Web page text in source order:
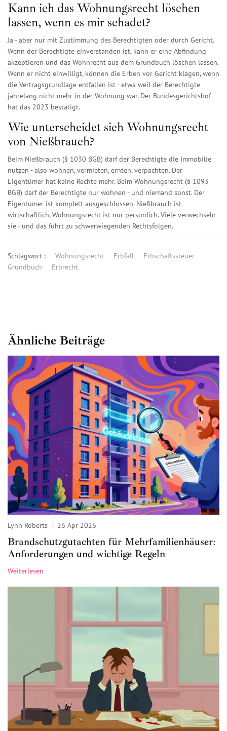
Kann ich das Wohnungsrecht löschen
lassen, wenn es mir schadet?
Ja - aber nur mit Zustimmung des Berechtigten oder durch Gericht.
Wenn der Berechtigte einverstanden ist, kann er eine Abfindung
akzeptieren und das Wohnrecht aus dem Grundbuch löschen lassen.
Wenn er nicht einwilligt, können die Erben vor Gericht klagen, wenn
die Vertragsgrundlage entfallen ist - etwa weil der Berechtigte
jahrelang nicht mehr in der Wohnung war. Der Bundesgerichtshof
hat das 2023 bestätigt.
Wie unterscheidet sich Wohnungsrecht
von Nießbrauch?
Beim Nießbrauch (§ 1030 BGB) darf der Berechtigte die Immobilie
nutzen - also wohnen, vermieten, ernten, verpachten. Der
Eigentümer hat keine Rechte mehr. Beim Wohnungsrecht (§ 1093
BGB) darf der Berechtigte nur wohnen - und niemand sonst. Der
Eigentümer ist komplett ausgeschlossen. Nießbrauch ist
wirtschaftlich, Wohnungsrecht ist nur persönlich. Viele verwechseln
sie - und das führt zu schwerwiegenden Rechtsfolgen.
Schlagwort : Wohnungsrecht Erbfall
Erbschaftssteuer
Grundbuch
Erbrecht
Ähnliche Beiträge
Lynn Roberts 26 Apr 2026
Brandschutzgutachten für Mehrfamilienhäuser:
Anforderungen und wichtige Regeln
Weiterlesen